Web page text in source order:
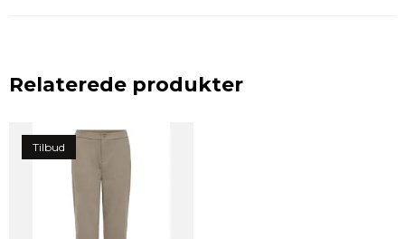
Relaterede produkter
Tilbud